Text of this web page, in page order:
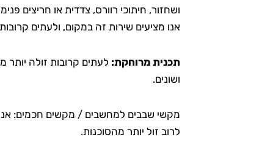
ושחזור, חיתוכי רוורס, צדדית או חריצים
אנו מציעים שירות זה במקום, ולעתים
תכנית מרוחקת: לעתים קרובות זולה יותר
ושונים.
מקשי שבבים למחשבים / מקשים חכמים:
לרוב זול יותר מהסוכנות.